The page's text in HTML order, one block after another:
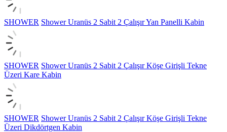
SHOWER Shower Uranüs 2 Sabit 2 Çalışır Yan Panelli Kabin
SHOWER Shower Uranüs 2 Sabit 2 Çalışır Köşe Girişli Tekne
Üzeri Kare Kabin
SHOWER Shower Uranüs 2 Sabit 2 Çalışır Köşe Girişli Tekne
Üzeri Dikdörtgen Kabin